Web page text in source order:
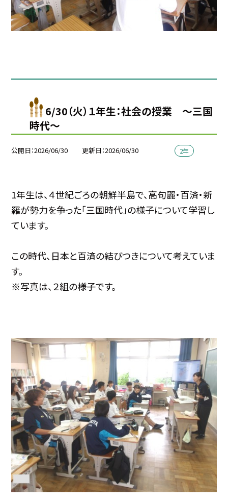
6/30（火）１年生：社会の授業 ～三国
時代～
公開日 2026/06/30 更新日 2026/06/30 2年
1年生は、４世紀ごろの朝鮮半島で、高句麗・百済・新
羅が勢力を争った「三国時代」の様子について学習し
ています。
この時代、日本と百済の結びつきについて考えていま
す。
※写真は、２組の様子です。